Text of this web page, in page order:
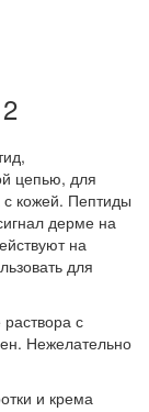
цепью, для
с кожей. Пептиды
дерме на
на
для
с
Нежелательно
и крема